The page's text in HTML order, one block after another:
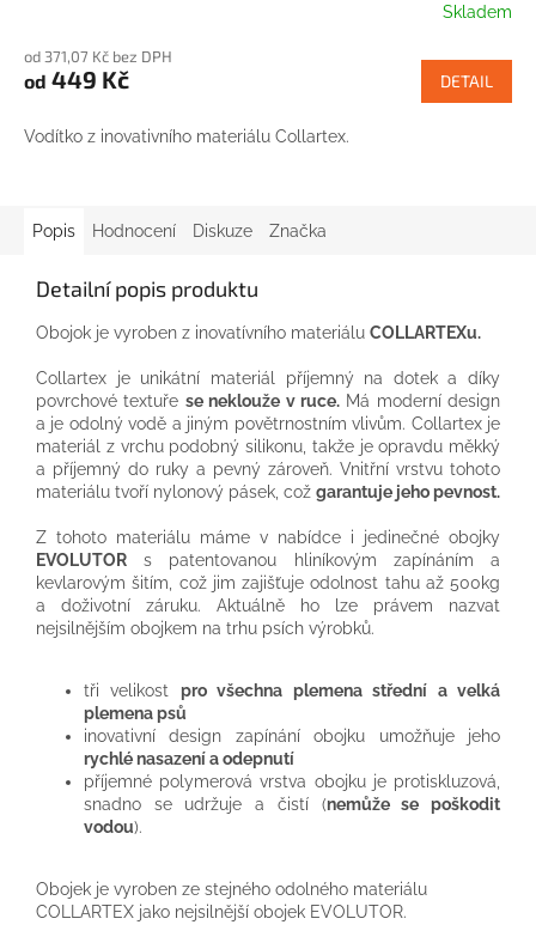
Skladem
od 371,07 Kč bez DPH
od 449 Kč DETAIL
Vodítko z inovativního materiálu Collartex.
Popis Hodnocení Diskuze Značka
Detailní popis produktu
Obojok je vyroben z inovatívního materiálu COLLARTEXu.
Collartex je unikátní materiál příjemný na dotek a díky
povrchové textuře se neklouže v ruce.Má moderní design
a je odolný vodě a jiným povětrnostním vlivům. Collartex je
materiál z vrchu podobný silikonu, takže je opravdu měkký
a příjemný do ruky a pevný zároveň. Vnitřní vrstvu tohoto
materiálu tvoří nylonový pásek, což garantuje jeho pevnost.
Z tohoto materiálu máme v nabídce i jedinečné obojky
EVOLUTOR s patentovanou hliníkovým zapínáním a
kevlarovým šitím, což jim zajišťuje odolnost tahu až 500kg
a doživotní záruku. Aktuálně ho lze právem nazvat
nejsilnějším obojkem na trhu psích výrobků.
tři velikost pro všechna plemena střední a velká
plemena psů
inovativní design zapínání obojku umožňuje jeho
rychlé nasazení a odepnutí
příjemné polymerová vrstva obojku je protiskluzová,
snadno se udržuje a čistí (nemůže se poškodit
vodou).
Obojek je vyroben ze stejného odolného materiálu
COLLARTEX jako nejsilnější obojek EVOLUTOR.